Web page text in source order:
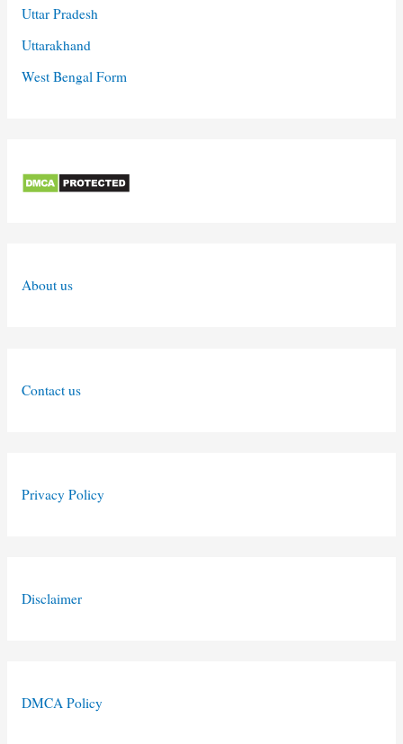
Uttar Pradesh
Uttarakhand
West Bengal Form
About us
Contact us
Privacy Policy
Disclaimer
DMCA Policy